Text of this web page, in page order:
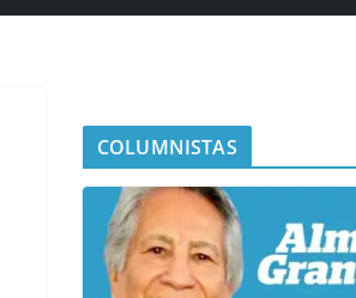
COLUMNISTAS